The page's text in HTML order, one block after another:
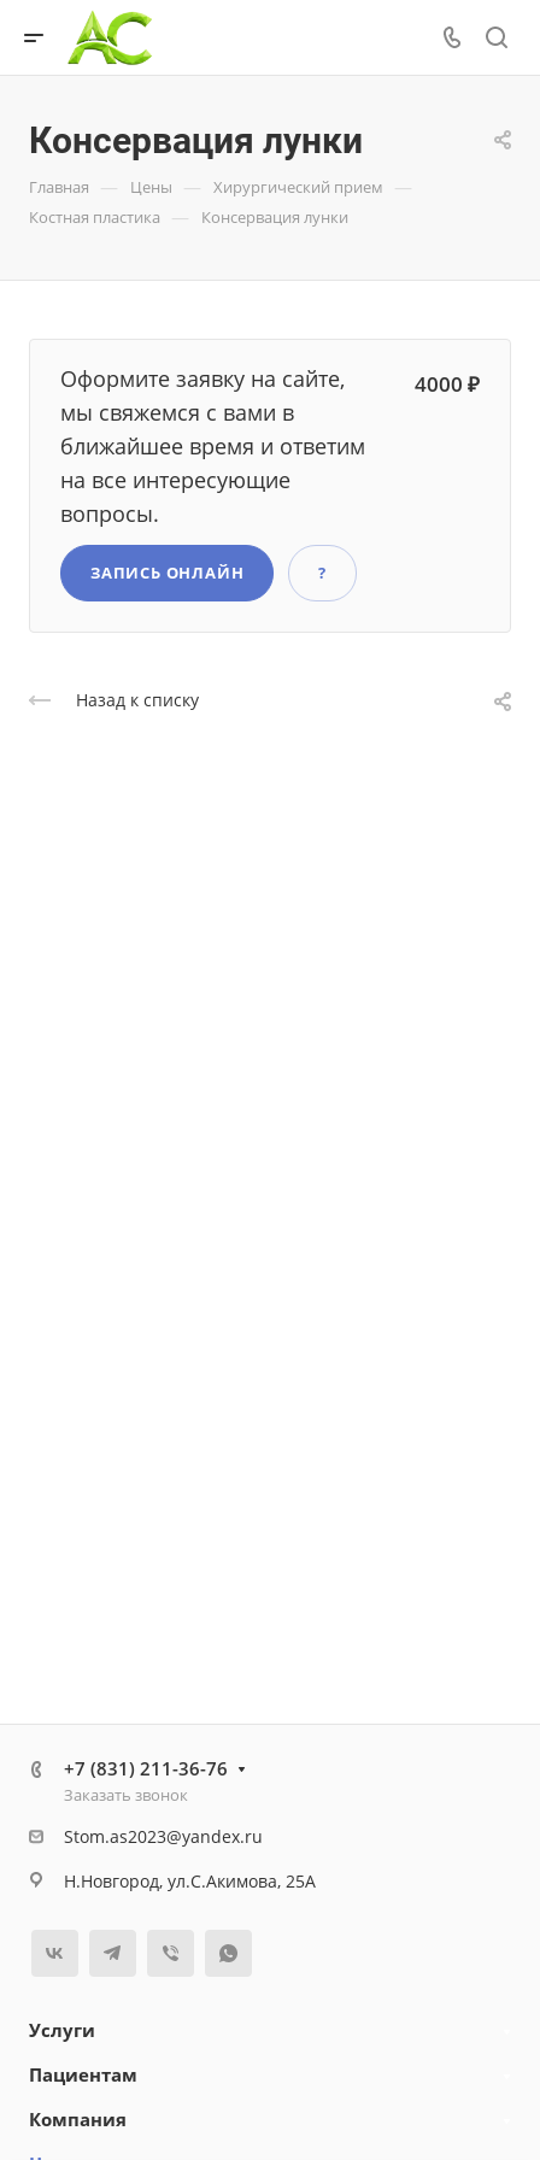
Консервация лунки
Главная — Цены — Хирургический прием —
Костная пластика — Консервация лунки
Оформите заявку на сайте,
мы свяжемся с вами в
ближайшее время и ответим
на все интересующие
вопросы.
4000 ₽
ЗАПИСЬ ОНЛАЙН ?
Назад к списку
+7 (831) 211-36-76
Заказать звонок
Stom.as2023@yandex.ru
Н.Новгород, ул.С.Акимова, 25А
Услуги
Пациентам
Компания